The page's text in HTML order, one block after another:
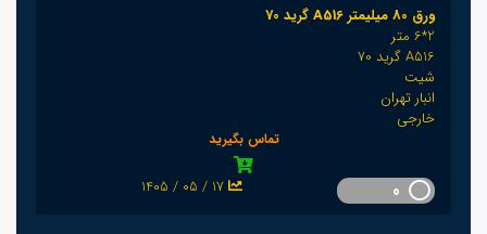
ورق 80 میلیمتر A516 گرید 70
2*6 متر
A516 گرید 70
شیت
انبار تهران
خارجی
تماس بگیرید
1405 / 05 / 17